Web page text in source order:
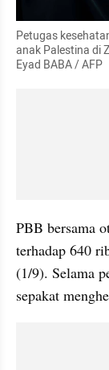
Petugas
anak Palestina di
Eyad BABA / AFP
PBB bersama
terhadap 640
(1/9). Selama
sepakat